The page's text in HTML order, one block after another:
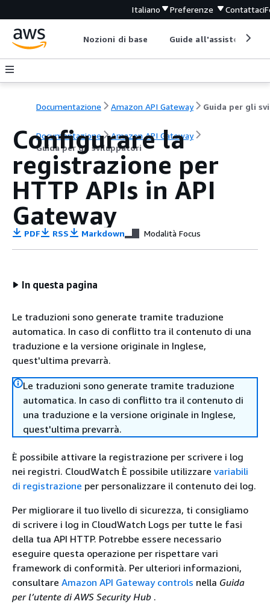
Italiano Preferenze Contattaci
Nozioni di base Guide all'assistenza
Documentazione Amazon API Gateway
Documentazione
Amazon API Gateway
Guida per gli sviluppatori
Configurare la
registrazione per
HTTP APIs in API
Gateway
PDF RSS Markdown Modalità Focus
In questa pagina
Le traduzioni sono generate tramite traduzione
automatica. In caso di conflitto tra il contenuto di una
traduzione e la versione originale in Inglese,
quest'ultima prevarrà.
Le traduzioni sono generate tramite traduzione
automatica. In caso di conflitto tra il contenuto di
una traduzione e la versione originale in Inglese,
quest'ultima prevarrà.
È possibile attivare la registrazione per scrivere i log
nei registri. CloudWatch È possibile utilizzare variabili
di registrazione per personalizzare il contenuto dei log.
Per migliorare il tuo livello di sicurezza, ti consigliamo
di scrivere i log in CloudWatch Logs per tutte le fasi
della tua API HTTP. Potrebbe essere necessario
eseguire questa operazione per rispettare vari
framework di conformità. Per ulteriori informazioni,
consultare Amazon API Gateway controls nella Guida
per l’utente di AWS Security Hub .